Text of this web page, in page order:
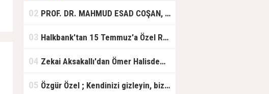
olan gençlere destek amacıyla
başlattığı ücretsiz nikâh hizmetini
başlattıklarını belirten Sultanbeyli
ücretsiz hizmet vermenin
02 PROF. DR. MAHMUD ESAD COŞAN, DOĞUMUNUN HİCRÎ 91. YILINDA ELAZIĞ'DA YÂD EDİLECEK
03 Halkbank'tan 15 Temmuz'a Özel Reklam Filmi: "İrade Bizim, Zafer Bizim"
04 Zekai Aksakallı'dan Ömer Halisdemir'e 'vefa' ziyareti!
05 Özgür Özel ; Kendinizi gizleyin, bizden işaret bekleyin